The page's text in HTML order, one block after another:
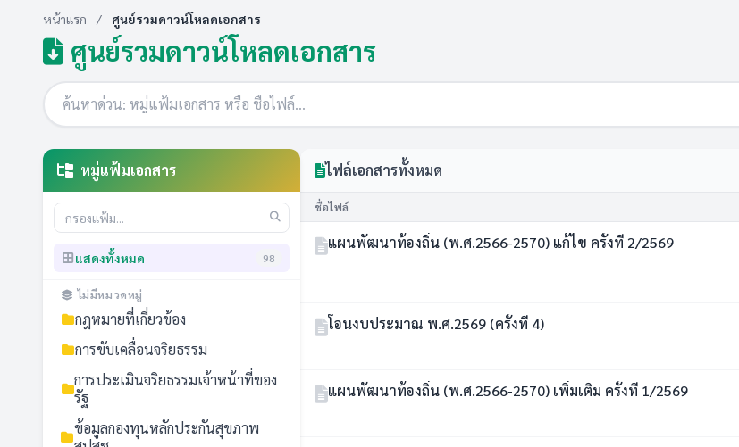
หน้าแรก / ศูนย์รวมดาวน์โหลดเอกสาร
ศูนย์รวมดาวน์โหลดเอกสาร
หมู่แฟ้มเอกสาร
แสดงทั้งหมด 98
ไม่มีหมวดหมู่
กฎหมายที่เกี่ยวข้อง
การขับเคลื่อนจริยธรรม
การประเมินจริยธรรมเจ้าหน้าที่ของ
รัฐ
ข้อมูลกองทุนหลักประกันสุขภาพ
ไฟล์เอกสารทั้งหมด
ชื่อไฟล์
แผนพัฒนาท้องถิ่น (พ.ศ.2566-2570) แก้ไข ครั้งที่ 2/2569
โอนงบประมาณ พ.ศ.2569 (ครั้งที่ 4)
แผนพัฒนาท้องถิ่น (พ.ศ.2566-2570) เพิ่มเติม ครั้งที่ 1/2569